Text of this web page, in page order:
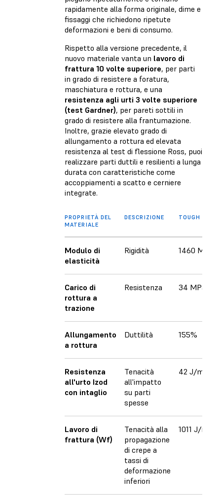
rapidamente alla forma originale, dime e
fissaggi che richiedono ripetute
deformazioni e beni di consumo.
Rispetto alla versione precedente, il
nuovo materiale vanta un lavoro di
frattura 10 volte superiore, per parti
in grado di resistere a foratura,
maschiatura e rottura, e una
resistenza agli urti 3 volte superiore
(test Gardner), per pareti sottili in
grado di resistere alla frantumazione.
Inoltre, grazie elevato grado di
allungamento a rottura ed elevata
resistenza al test di flessione Ross, puoi
realizzare parti duttili e resilienti a lunga
durata con caratteristiche come
accoppiamenti a scatto e cerniere
integrate.
PROPRIETÀ DEL
MATERIALE
DESCRIZIONE TOUGH 1500
Modulo di
elasticità
Rigidità 1460 MPa
Carico di
rottura a
trazione
Resistenza 34 MPa
Allungamento
a rottura
Duttilità 155%
Resistenza
all'urto Izod
con intaglio
Tenacità
all'impatto
su parti
spesse
42 J/m
Lavoro di
frattura (Wf)
Tenacità alla
propagazione
di crepe a
tassi di
deformazione
inferiori
1011 J/m